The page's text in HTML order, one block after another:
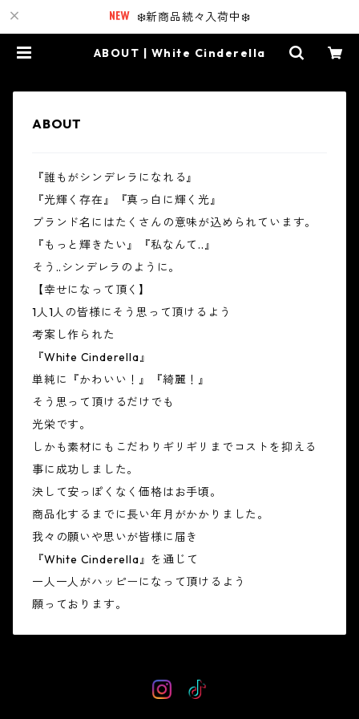
❄️新商品続々入荷中❄️
ABOUT | White Cinderella
ABOUT
『誰もがシンデレラになれる』
『光輝く存在』『真っ白に輝く光』
ブランド名にはたくさんの意味が込められています。
『もっと輝きたい』『私なんて..』
そう..シンデレラのように。
【幸せになって頂く】
1人1人の皆様にそう思って頂けるよう
考案し作られた
『White Cinderella』
単純に『かわいい！』『綺麗！』
そう思って頂けるだけでも
光栄です。
しかも素材にもこだわりギリギリまでコストを抑える
事に成功しました。
決して安っぽくなく価格はお手頃。
商品化するまでに長い年月がかかりました。
我々の願いや思いが皆様に届き
『White Cinderella』を通じて
一人一人がハッピーになって頂けるよう
願っております。